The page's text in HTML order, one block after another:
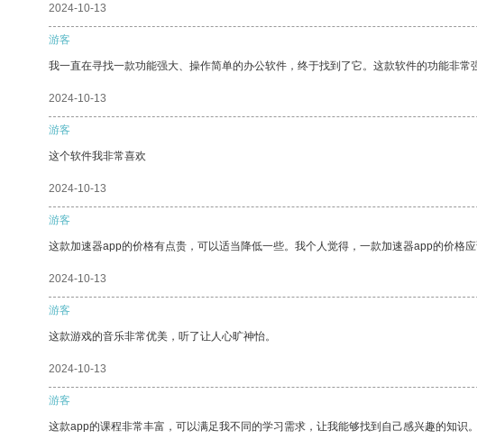
2024-10-13
游客
我一直在寻找一款功能强大、操作简单的办公软件，终于找到了它。这款软件的功能非
2024-10-13
游客
这个软件我非常喜欢
2024-10-13
游客
这款加速器app的价格有点贵，可以适当降低一些。我个人觉得，一款加速器app的价格应
2024-10-13
游客
这款游戏的音乐非常优美，听了让人心旷神怡。
2024-10-13
游客
这款app的课程非常丰富，可以满足我不同的学习需求，让我能够找到自己感兴趣的知识。